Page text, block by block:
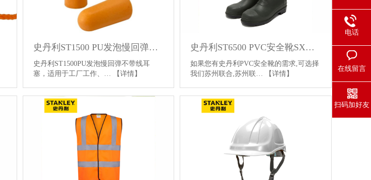
史丹利ST1500 PU发泡慢回弹不带线耳塞 橙色 SXEP1500CN-OR
史丹利ST1500PU发泡慢回弹不带线耳
塞，适用于工厂工作、…
【详情】
史丹利ST6500 PVC安全靴SXWB6500CN-YE-37-45
如果您有史丹利PVC安全靴的需求,可选择
我们苏州联合,苏州联…
【详情】
电话
在线留言
扫码加好友